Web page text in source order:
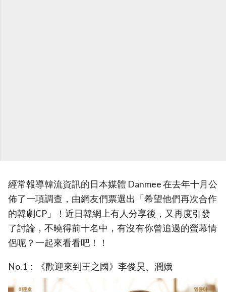
經常報導韓流資訊的日本媒體 Danmee 在去年十月公
佈了一項調查，由網友們票選出「希望他們再次合作
的韓劇CP」！近日韓網上有人分享後，又再度引發
了討論，不曉得前十名中，有沒有你曾追過的螢幕情
侶呢？一起來看看吧！！
No.1：《歡迎來到王之國》李俊昊、潤娥